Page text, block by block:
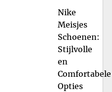
Nike
Meisjes
Schoenen:
Stijlvolle
en
Comfortabele
Opties